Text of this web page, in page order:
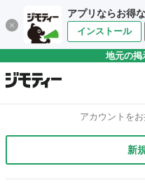
アプリならお得
インストール
地元の掲
アカウントを
新